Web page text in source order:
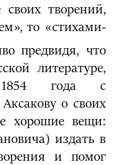
своих творений,
то «стихами-
предвидя, что
литературе,
1854 года с
о своих
хорошие вещи:
издать в
и помог